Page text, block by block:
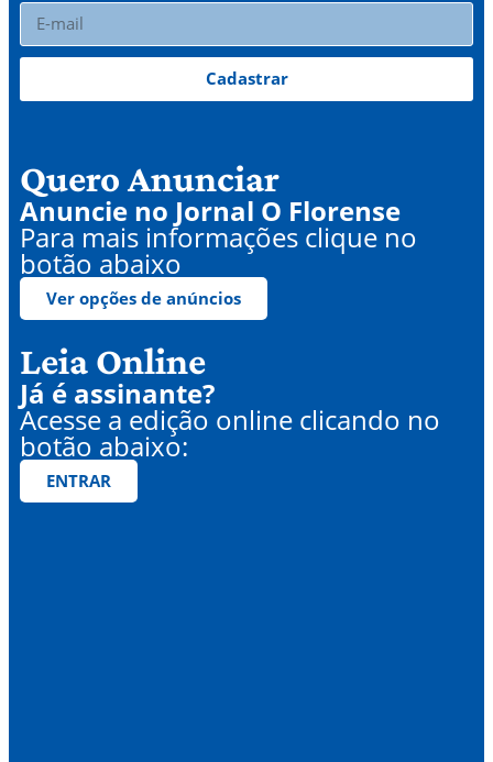
Cadastrar
Quero Anunciar
Anuncie no Jornal O Florense
Para mais informações clique no
botão abaixo
Ver opções de anúncios
Leia Online
Já é assinante?
Acesse a edição online clicando no
botão abaixo:
ENTRAR